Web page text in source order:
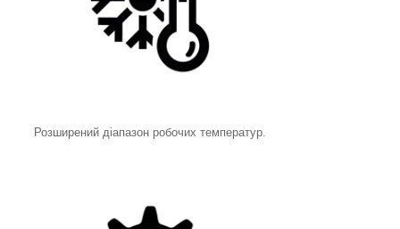
Розширений діапазон робочих температур.